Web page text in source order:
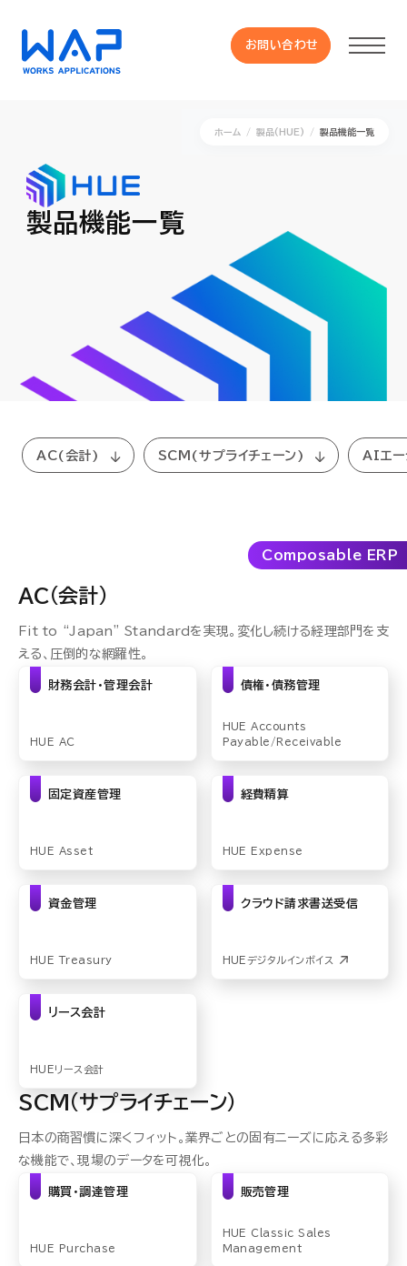
お問い合わせ
HUE 機能一覧
OXYGラインナップ
お役立ち情報
会社情報
ホーム 製品(HUE) 製品機能一覧
製品機能一覧
AC(会計) SCM(サプライチェーン) AIエー
Composable ERP
AC(会計)
Fit to “Japan” Standardを実現。変化し続ける経理部門を支
える、圧倒的な網羅性。
財務会計・管理会計
HUE AC
債権・債務管理
HUE Accounts
Payable/ Receivable
固定資産管理
HUE Asset
経費精算
HUE Expense
資金管理
HUE Treasury
クラウド請求書送受信
HUEデジタルインボイス
リース会計
HUEリース会計
SCM(サプライチェーン)
日本の商習慣に深くフィット。業界ごとの固有ニーズに応える多彩
な機能で、現場のデータを可視化。
購買・調達管理
HUE Purchase
販売管理
HUE Classic Sales
Management
お問い合わせ